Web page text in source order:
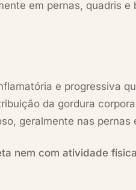
em pernas, quadris
e progressiva
da gordura
geralmente nas
nem com atividade